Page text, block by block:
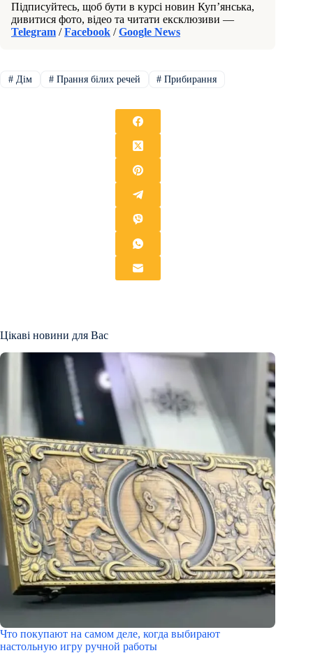
Підписуйтесь, щоб бути в курсі новин Куп’янська,
дивитися фото, відео та читати ексклюзиви —
Telegram /Facebook /Google News
#Дім #Прання білих речей # Прибирання
Цікаві новини для Вас
Что покупают на самом деле, когда выбирают
настольную игру ручной работы